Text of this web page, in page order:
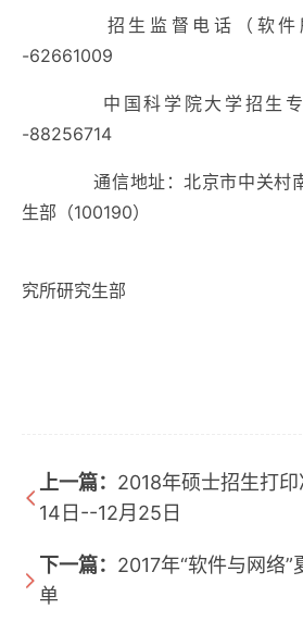
招生监督电话（软件
-62661009
中国科学院大学招生专
-88256714
通信地址：北京市中关村
生部（100190）
究所研究生部
上一篇： 2018年硕士招生打
14日--12月25日
下一篇： 2017年“软件与网络”
单